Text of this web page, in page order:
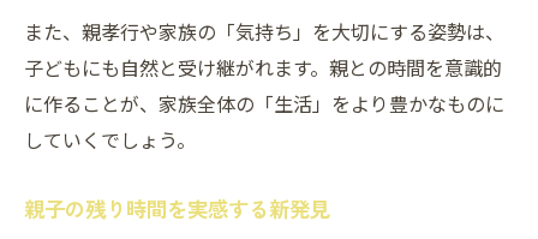
また、親孝行や家族の「気持ち」を大切にする姿勢は、
子どもにも自然と受け継がれます。親との時間を意識的
に作ることが、家族全体の「生活」をより豊かなものに
していくでしょう。
親子の残り時間を実感する新発見